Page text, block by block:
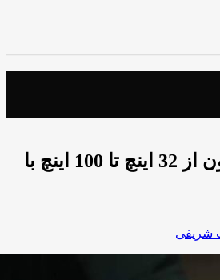
ابعاد انواع تلویزیون از 32 اینچ تا 100 اینچ با
شریفی